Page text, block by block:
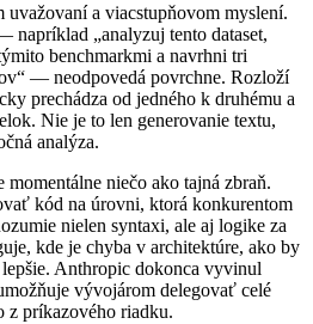
a viacstupňovom myslení.
„analyzuj tento dataset,
benchmarkmi a navrhni tri
— neodpovedá povrchne. Rozloží
prechádza od jedného k druhému a
Nie je to len generovanie textu,
analýza.
niečo ako tajná zbraň.
kód na úrovni, ktorá konkurentom
nielen syntaxi, ale aj logike za
kde je chyba v architektúre, ako by
Anthropic dokonca vyvinul
vývojárom delegovať celé
z príkazového riadku.